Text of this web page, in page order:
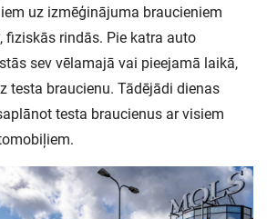
uz izmēģinājuma braucieniem
fiziskās rindās. Pie katra auto
sev vēlamajā vai pieejamā laikā,
testa braucienu. Tādējādi dienas
testa braucienus ar visiem